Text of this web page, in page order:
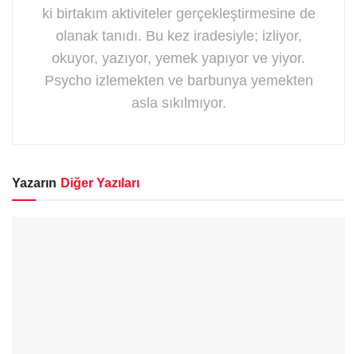
ki birtakım aktiviteler gerçekleştirmesine de
olanak tanıdı. Bu kez iradesiyle; izliyor,
okuyor, yazıyor, yemek yapıyor ve yiyor.
Psycho izlemekten ve barbunya yemekten
asla sıkılmıyor.
Yazarın Diğer Yazıları